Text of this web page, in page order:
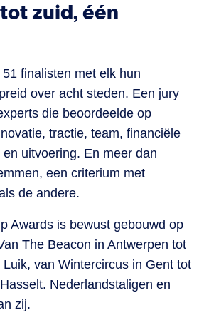
zuid, één
finalisten met elk hun
over acht steden. Een jury
die beoordeelde op
tractie, team, financiële
uitvoering. En meer dan
een criterium met
de andere.
Awards is bewust gebouwd op
The Beacon in Antwerpen tot
van Wintercircus in Gent tot
Nederlandstaligen en
zij.